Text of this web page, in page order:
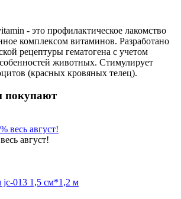
- это профилактическое лакомство
комплексом витаминов. Разработано
рецептуры гематогена с учетом
животных. Стимулирует
(красных кровяных телец).
покупают
август!
013 1,5 см*1,2 м